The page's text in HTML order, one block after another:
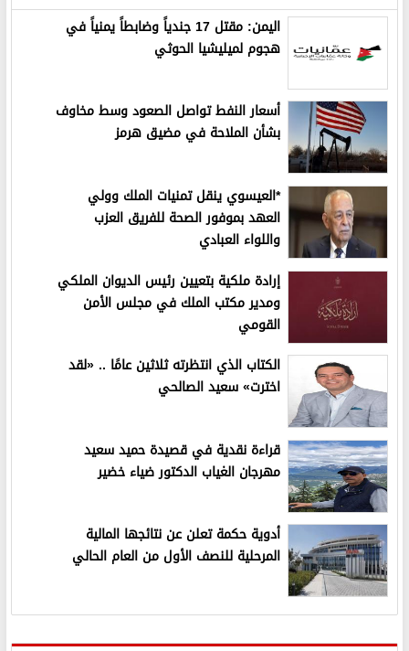
اليمن: مقتل 17 جندياً وضابطاً يمنياً في
هجوم لميليشيا الحوثي
أسعار النفط تواصل الصعود وسط مخاوف
بشأن الملاحة في مضيق هرمز
*العيسوي ينقل تمنيات الملك وولي
العهد بموفور الصحة للفريق العزب
واللواء العبادي
إرادة ملكية بتعيين رئيس الديوان الملكي
ومدير مكتب الملك في مجلس الأمن
القومي
الكتاب الذي انتظرته ثلاثين عامًا .. «لقد
اخترت» سعيد الصالحي
قراءة نقدية في قصيدة حميد سعيد
مهرجان الغياب الدكتور ضياء خضير
أدوية حكمة تعلن عن نتائجها المالية
المرحلية للنصف الأول من العام الحالي